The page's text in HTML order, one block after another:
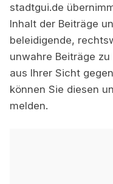
stadtgui.de
Inhalt der Beiträge
beleidigende,
unwahre Beiträge
aus Ihrer Sicht
können Sie diesen
melden.